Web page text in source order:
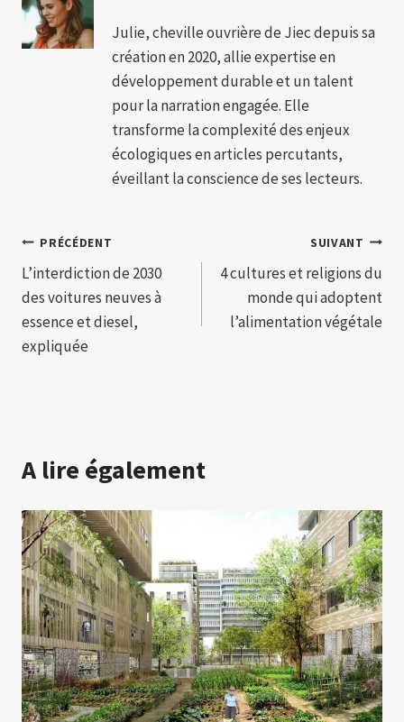
Julie, cheville ouvrière de Jiec depuis sa
création en 2020, allie expertise en
développement durable et un talent
pour la narration engagée. Elle
transforme la complexité des enjeux
écologiques en articles percutants,
éveillant la conscience de ses lecteurs.
Navigation
de
l’article
PRÉCÉDENT
L’interdiction de 2030
des voitures neuves à
essence et diesel,
expliquée
SUIVANT
4 cultures et religions du
monde qui adoptent
l’alimentation végétale
A lire également